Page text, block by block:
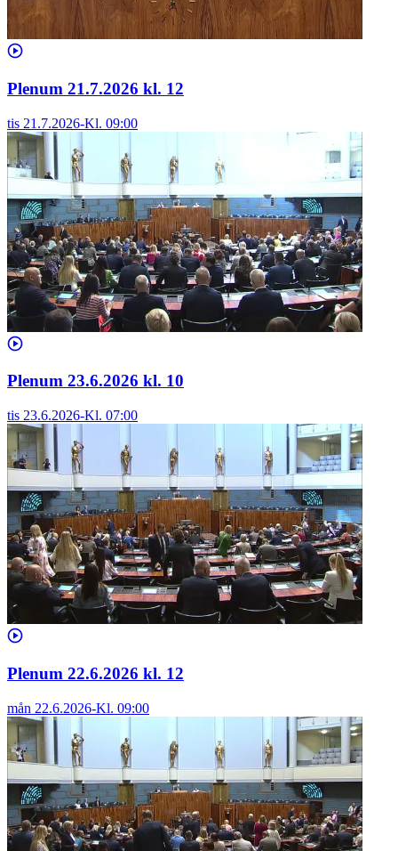
Plenum 21.7.2026 kl. 12
tis 21.7.2026-Kl. 09:00
Plenum 23.6.2026 kl. 10
tis 23.6.2026-Kl. 07:00
Plenum 22.6.2026 kl. 12
mån 22.6.2026-Kl. 09:00